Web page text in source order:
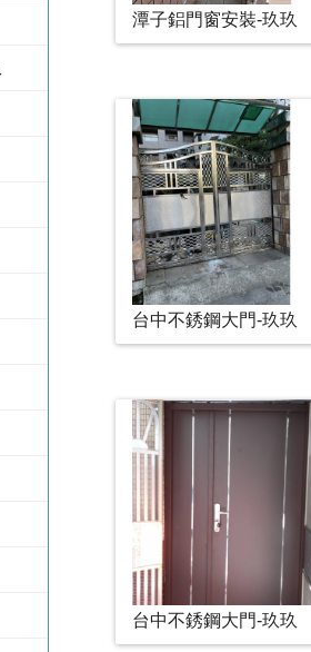
潭子鋁門窗安裝-玖玖
台中不銹鋼大門-玖玖
台中不銹鋼大門-玖玖